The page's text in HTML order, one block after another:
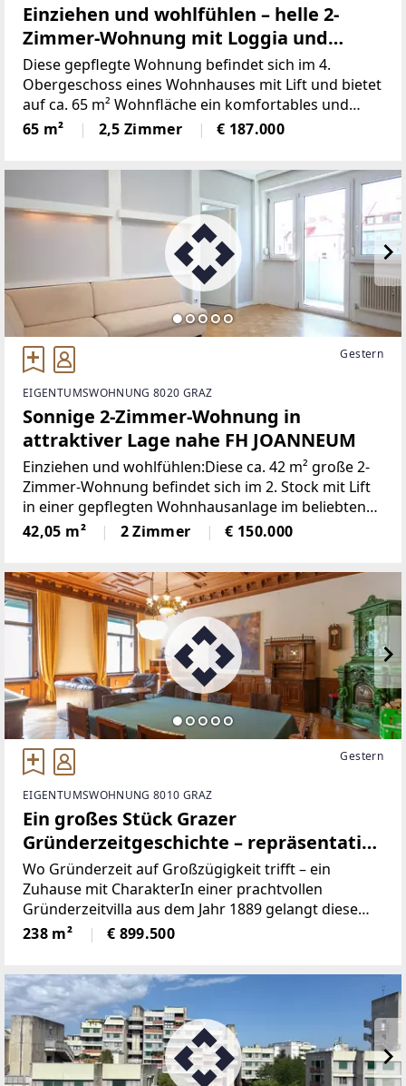
Einziehen und wohlfühlen – helle 2-
Zimmer-Wohnung mit Loggia und
Parkplatz
Diese gepflegte Wohnung befindet sich im 4.
Obergeschoss eines Wohnhauses mit Lift und bietet
auf ca. 65 m² Wohnfläche ein komfortables und
durchdachtes Raumkonzept.Die Wohnung verfügt
über ein gemütliches Schlafzimmer, ein helles
65 m² 2,5 Zimmer € 187.000
Gestern
EIGENTUMSWOHNUNG 8020 GRAZ
Sonnige 2-Zimmer-Wohnung in
attraktiver Lage nahe FH JOANNEUM
Einziehen und wohlfühlen:Diese ca. 42 m² große 2-
Zimmer-Wohnung befindet sich im 2. Stock mit Lift
in einer gepflegten Wohnhausanlage im beliebten
Grazer Stadtbezirk Eggenberg in unmittelbarer
Nähe zur FH Joanneum. Mit ihrer guten
42,05 m² 2 Zimmer € 150.000
Gestern
EIGENTUMSWOHNUNG 8010 GRAZ
Ein großes Stück Grazer
Gründerzeitgeschichte – repräsentativ,
stilvoll, außergewöhnlich
Wo Gründerzeit auf Großzügigkeit trifft – ein
Zuhause mit CharakterIn einer prachtvollen
Gründerzeitvilla aus dem Jahr 1889 gelangt diese
außergewöhnliche Wohnung in der Beletage zum
Verkauf. Mit beeindruckender Großzügigkeit,
238 m² € 899.500